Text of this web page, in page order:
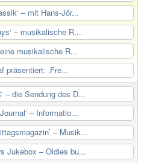
– mit Hans-Jör...
– musikalische R...
eine musikalische R...
präsentiert: ‚Fre...
– die Sendung des D...
– Informatio...
– Musik...
Jukebox – Oldies bu...